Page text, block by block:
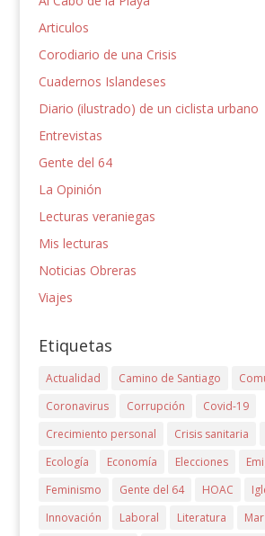
Articulos
Corodiario de una Crisis
Cuadernos Islandeses
Diario (ilustrado) de un ciclista urbano
Entrevistas
Gente del 64
La Opinión
Lecturas veraniegas
Mis lecturas
Noticias Obreras
Viajes
Etiquetas
Actualidad Camino de Santiago
Coronavirus
Corrupción
Covid-19
Crecimiento personal
Crisis sanitaria
Ecología
Economía Elecciones
Feminismo
Gente del 64 HOAC
Innovación
Laboral Literatura